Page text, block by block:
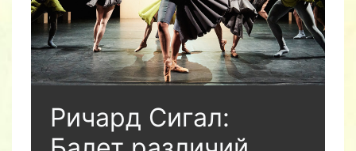
Ричард Сигал: